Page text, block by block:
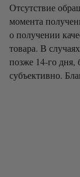
Отсутствие
момента
о получении
товара. В
позже 14-го дня,
субъективно.